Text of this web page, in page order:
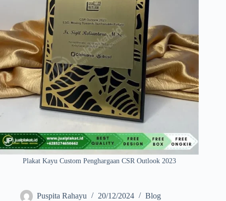
Plakat Kayu Custom Penghargaan CSR Outlook 2023
Puspita Rahayu 20/12/2024 Blog